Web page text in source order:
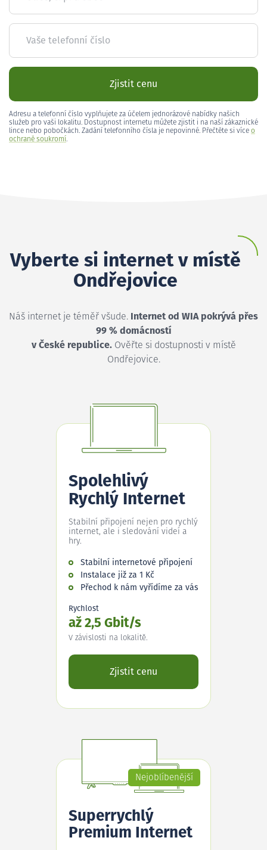
Vaše telefonní číslo
Zjistit cenu
Adresu a telefonní číslo vyplňujete za účelem jednorázové nabídky našich
služeb pro vaši lokalitu. Dostupnost internetu můžete zjistit i na naší zákaznické
lince nebo pobočkách. Zadání telefonního čísla je nepovinné. Přečtěte si více o
ochraně soukromí.
Vyberte si internet v místě
Ondřejovice
Náš internet je téměř všude. Internet od WIA pokrývá přes
99 % domácností
v České republice.Ověřte si dostupnosti v místě
Ondřejovice.
Spolehlivý
Rychlý Internet
Stabilní připojení nejen pro rychlý
internet, ale i sledování videí a
hry.
Stabilní internetové připojení
Instalace již za 1 Kč
Přechod k nám vyřídíme za vás
Rychlost
až 2,5 Gbit/s
V závislosti na lokalitě.
Zjistit cenu
Nejoblíbenější
Superrychlý
Premium Internet